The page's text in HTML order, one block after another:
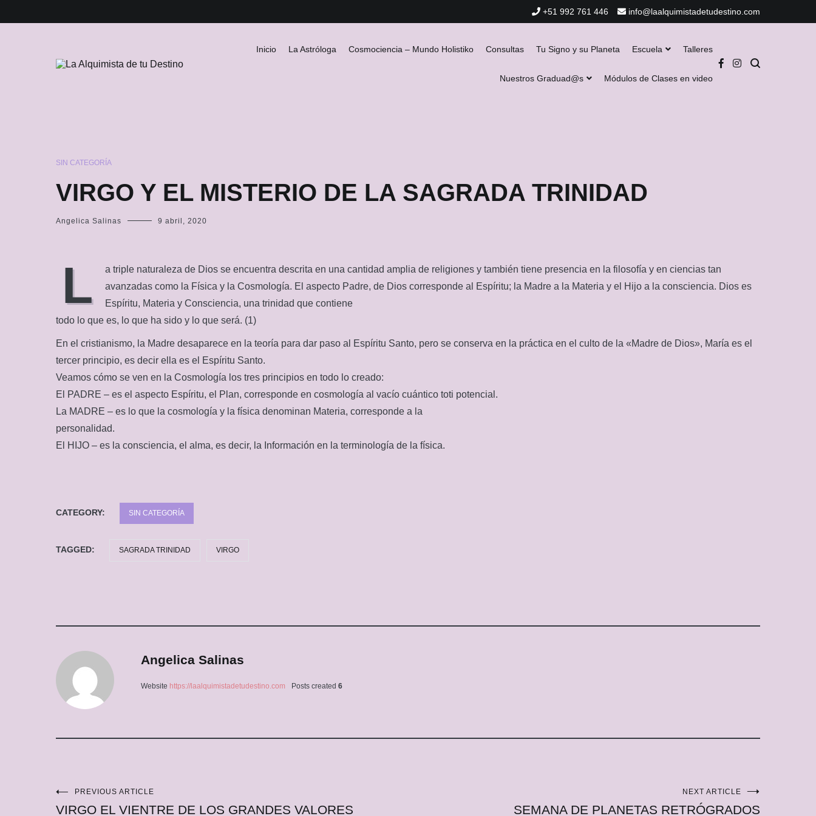
content
+51 992 761 446 info@laalquimistadetudestino.com
Inicio La Astróloga Cosmociencia – Mundo Holistiko Consultas Tu Signo y su Planeta Escuela Talleres
Nuestros Graduad@s Módulos de Clases en video
SIN CATEGORÍA
VIRGO Y EL MISTERIO DE LA SAGRADA TRINIDAD
Angelica Salinas 9 abril, 2020
L
a triple naturaleza de Dios se encuentra descrita en una cantidad amplia de religiones y también tiene presencia en la filosofía y en ciencias tan
avanzadas como la Física y la Cosmología. El aspecto Padre, de Dios corresponde al Espíritu; la Madre a la Materia y el Hijo a la consciencia. Dios es
Espíritu, Materia y Consciencia, una trinidad que contiene
todo lo que es, lo que ha sido y lo que será. (1)
En el cristianismo, la Madre desaparece en la teoría para dar paso al Espíritu Santo, pero se conserva en la práctica en el culto de la «Madre de Dios», María es el
tercer principio, es decir ella es el Espíritu Santo.
Veamos cómo se ven en la Cosmología los tres principios en todo lo creado:
El PADRE – es el aspecto Espíritu, el Plan, corresponde en cosmología al vacío cuántico toti potencial.
La MADRE – es lo que la cosmología y la física denominan Materia, corresponde a la
personalidad.
El HIJO – es la consciencia, el alma, es decir, la Información en la terminología de la física.
CATEGORY: SIN CATEGORÍA
TAGGED: SAGRADA TRINIDAD VIRGO
Angelica Salinas
Website https://laalquimistadetudestino.com Posts created 6
Navegación
PREVIOUS ARTICLE
VIRGO EL VIENTRE DE LOS GRANDES VALORES
NEXT ARTICLE
SEMANA DE PLANETAS RETRÓGRADOS